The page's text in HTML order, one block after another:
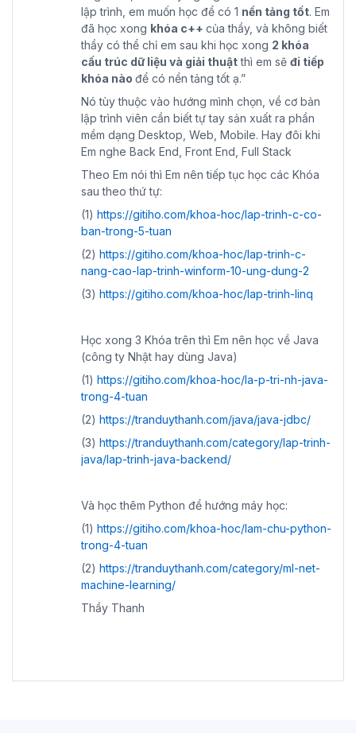
lập trình, em muốn học để có 1 nền tảng tốt. Em
đã học xong khóa c++ của thầy, và không biết
thầy có thể chỉ em sau khi học xong 2 khóa
cấu trúc dữ liệu và giải thuậtthì em sẽ đi tiếp
khóa nào để có nền tảng tốt ạ.”
Nó tùy thuộc vào hướng mình chọn, về cơ bản
lập trình viên cần biết tự tay sản xuất ra phần
mềm dạng Desktop, Web, Mobile. Hay đôi khi
Em nghe Back End, Front End, Full Stack
Theo Em nói thì Em nên tiếp tục học các Khóa
sau theo thứ tự:
(1) https://gitiho.com/khoa-hoc/lap-trinh-c-co-
ban-trong-5-tuan
(2) https://gitiho.com/khoa-hoc/lap-trinh-c-
nang-cao-lap-trinh-winform-10-ung-dung-2
(3) https://gitiho.com/khoa-hoc/lap-trinh-linq
Học xong 3 Khóa trên thì Em nên học về Java
(công ty Nhật hay dùng Java)
(1) https://gitiho.com/khoa-hoc/la-p-tri-nh-java-
trong-4-tuan
(2) https://tranduythanh.com/java/java-jdbc/
(3) https://tranduythanh.com/category/lap-trinh-
java/lap-trinh-java-backend/
Và học thêm Python để hướng máy học:
(1) https://gitiho.com/khoa-hoc/lam-chu-python-
trong-4-tuan
(2) https://tranduythanh.com/category/ml-net-
machine-learning/
Thầy Thanh